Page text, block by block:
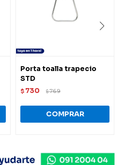
Porta toalla trapecio
STD
$ 730 $769